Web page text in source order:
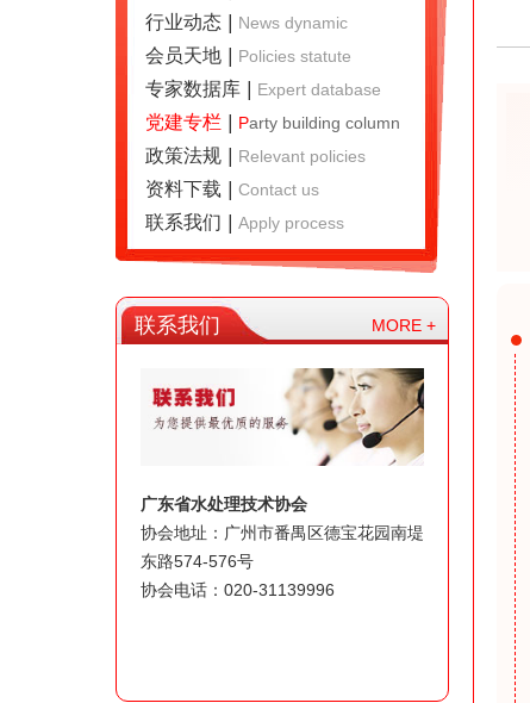
行业动态 News dynamic
会员天地 Policies statute
专家数据库 Expert database
党建专栏 Party building column
政策法规 Relevant policies
资料下载 Contact us
联系我们 Apply process
联系我们 MORE +
广东省水处理技术协会
协会地址：广州市番禺区德宝花园南堤
东路574-576号
协会电话：020-31139996